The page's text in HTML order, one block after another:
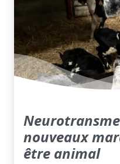
nouveaux
être animal